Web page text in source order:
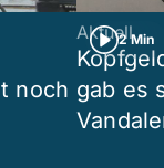
noch
2 Min
Aktuell
gab es